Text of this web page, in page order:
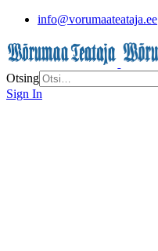
info@vorumaateataja.ee
Otsing
Sign In